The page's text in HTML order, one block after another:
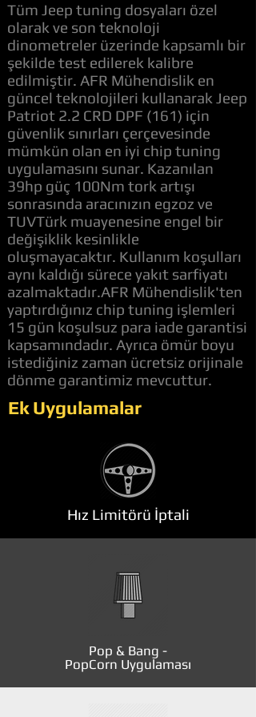
Tüm Jeep tuning dosyaları özel
olarak ve son teknoloji
dinometreler üzerinde kapsamlı bir
şekilde test edilerek kalibre
edilmiştir. AFR Mühendislik en
güncel teknolojileri kullanarak Jeep
Patriot 2.2 CRD DPF (161) için
güvenlik sınırları çerçevesinde
mümkün olan en iyi chip tuning
uygulamasını sunar. Kazanılan
39hp güç 100Nm tork artışı
sonrasında aracınızın egzoz ve
TUVTürk muayenesine engel bir
değişiklik kesinlikle
oluşmayacaktır. Kullanım koşulları
aynı kaldığı sürece yakıt sarfiyatı
azalmaktadır.AFR Mühendislik'ten
yaptırdığınız chip tuning işlemleri
15 gün koşulsuz para iade garantisi
kapsamındadır. Ayrıca ömür boyu
istediğiniz zaman ücretsiz orijinale
dönme garantimiz mevcuttur.
Ek Uygulamalar
Hız Limitörü İptali
Pop & Bang -
PopCorn Uygulaması